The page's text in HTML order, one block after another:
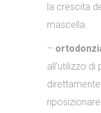
la crescita
mascella.
–
all’utilizzo